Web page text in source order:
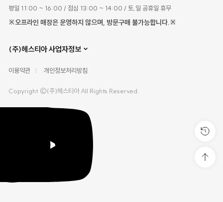
평일 11:00 ~ 16:00 / 점심 13:00 ~ 14:00 / 토,일 공휴일 휴무
※오프라인 매장은 운영하지 않으며, 방문구매 불가능합니다.※
(주)헤스티아 사업자정보
이용약관 개인정보처리방침
Copyright ©(주)헤스티아 All Rights Reserved.